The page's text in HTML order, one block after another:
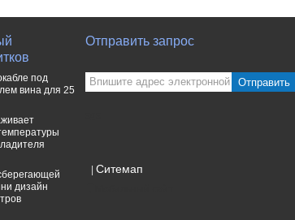
под
вина для 25
дизайн
Отправить запрос
Отправить
Ситемап